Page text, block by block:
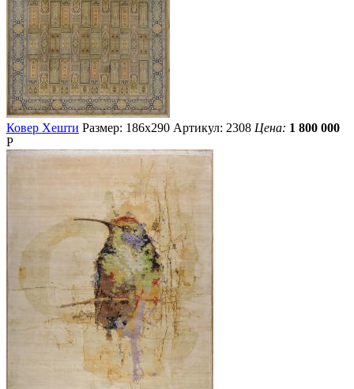
Ковер Хешти Размер: 186х290 Артикул: 2308 Цена: 1 800 000
Р